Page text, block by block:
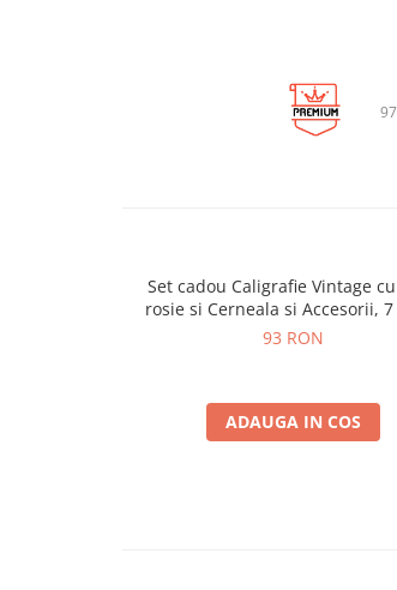
Set cadou Caligrafie Vintage
rosie si Cerneala si Accesorii,
93 RON
ADAUGA IN COS